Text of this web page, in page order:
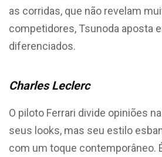
as corridas, que não revelam
competidores, Tsunoda aposta
diferenciados.
Charles Leclerc
O piloto Ferrari divide opiniões
seus looks, mas seu estilo
com um toque contemporâneo.